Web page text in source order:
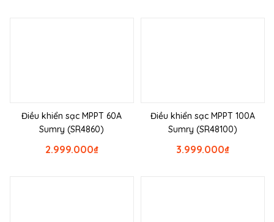
Điều khiển sạc MPPT 60A
Sumry (SR4860)
₫
2.999.000
Điều khiển sạc MPPT 100A
Sumry (SR48100)
₫
3.999.000